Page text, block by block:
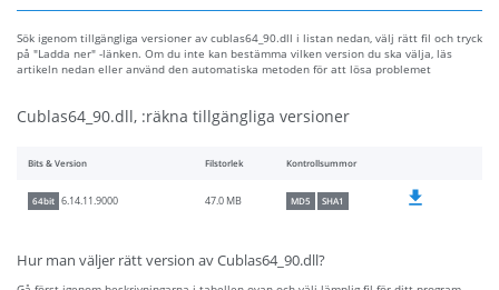
Sök igenom tillgängliga versioner av cublas64_90.dll i listan nedan, välj rätt fil och tryck
på "Ladda ner" -länken. Om du inte kan bestämma vilken version du ska välja, läs
artikeln nedan eller använd den automatiska metoden för att lösa problemet
Cublas64_90.dll, :räkna tillgängliga versioner
Bits & Version Filstorlek Kontrollsummor
64bit 6.14.11.9000 47.0 MB MD5 SHA1
Hur man väljer rätt version av Cublas64_90.dll?